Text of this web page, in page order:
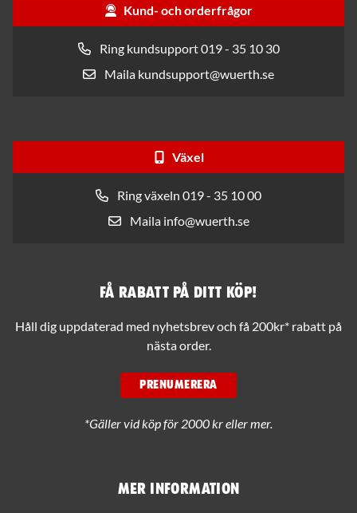
Kund- och orderfrågor
Ring kundsupport 019 - 35 10 30
Maila kundsupport@wuerth.se
Växel
Ring växeln 019 - 35 10 00
Maila info@wuerth.se
Mer information
Få rabatt på ditt köp!
Håll dig uppdaterad med nyhetsbrev och få 200kr* rabatt på
nästa order.
PRENUMERERA
*Gäller vid köp för 2000 kr eller mer.